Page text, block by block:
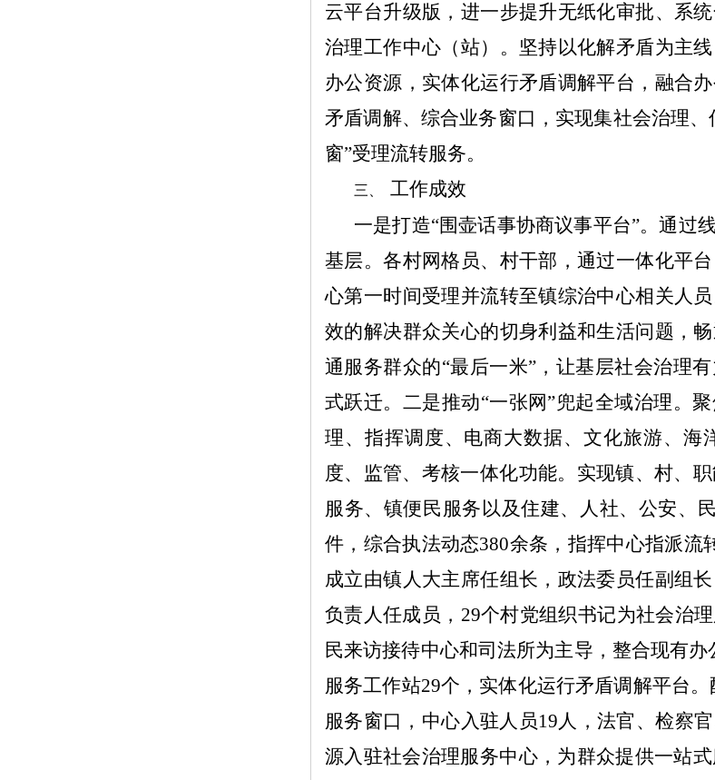
云平台升级版，进一步提升无纸化审批、系
治理工作中心（站）。 坚持以化解矛盾为主
办公资源，实体化运行矛盾调解平台，融合办
矛盾调解、综合业务窗口，实现集社会治理
窗”受理流转服务。
三、
工作成效
一是打造“围壶话事协商议事平台”。通过
基层。各村网格员、村干部，通过一体化平
心第一时间受理并流转至镇综治中心相关人
效的解决群众关心的切身利益和生活问题，
通服务群众的“最后一米”，让基层社会治理
式跃迁。 二是推动“一张网”兜起全域治理。
理、指挥调度、电商大数据、文化旅游、海
度、监管、考核一体化功能。 实现镇、村、
服务、镇便民服务以及住建、人社、公安、
件，综合执法动态380余条，指挥中心指派流
成立由镇人大主席任组长，政法委员任副组
负责人任成员， 29个村党组织书记为社会治
民来访接待中心和司法所为主导，整合现有
服务工作站29个，实体化运行矛盾调解平台
服务窗口，中心入驻人员19人，法官、检察
源入驻社会治理服务中心，为群众提供一站